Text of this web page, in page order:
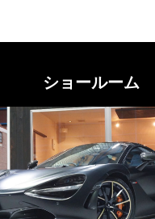
ショールーム